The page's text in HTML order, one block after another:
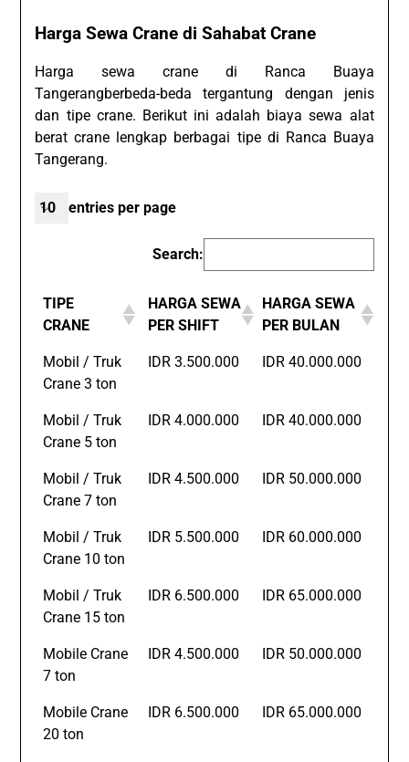
Harga Sewa Crane di Sahabat Crane
Harga sewa crane di Ranca Buaya
Tangerangberbeda-beda tergantung dengan jenis
dan tipe crane. Berikut ini adalah biaya sewa alat
berat crane lengkap berbagai tipe di Ranca Buaya
Tangerang.
entries per page
Search:
TIPE
CRANE
HARGA SEWA
PER SHIFT
HARGA SEWA
PER BULAN
Mobil / Truk
Crane 3 ton
IDR 3.500.000 IDR 40.000.000
Mobil / Truk
Crane 5 ton
IDR 4.000.000 IDR 40.000.000
Mobil / Truk
Crane 7 ton
IDR 4.500.000 IDR 50.000.000
Mobil / Truk
Crane 10 ton
IDR 5.500.000 IDR 60.000.000
Mobil / Truk
Crane 15 ton
IDR 6.500.000 IDR 65.000.000
Mobile Crane
7 ton
IDR 4.500.000 IDR 50.000.000
Mobile Crane
20 ton
IDR 6.500.000 IDR 65.000.000